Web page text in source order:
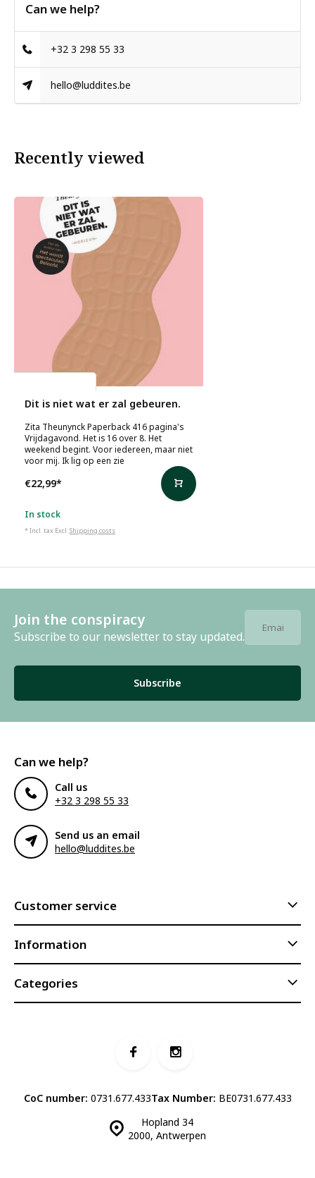
Can we help?
+32 3 298 55 33
hello@luddites.be
Recently viewed
Dit is niet wat er zal gebeuren.
Zita Theunynck Paperback 416 pagina's
Vrijdagavond. Het is 16 over 8. Het
weekend begint. Voor iedereen, maar niet
voor mij. Ik lig op een zie
€22,99*
In stock
* Incl. tax Excl.Shipping costs
Join the conspiracy
Subscribe to our newsletter to stay updated.
Subscribe
Can we help?
Call us
+32 3 298 55 33
Send us an email
hello@luddites.be
Customer service
Information
Categories
Hopland 34
2000, Antwerpen
CoC number: 0731.677.433Tax Number: BE0731.677.433